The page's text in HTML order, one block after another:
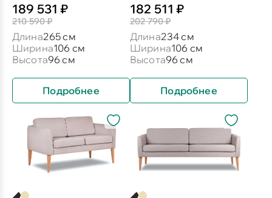
189 531 ₽
210 590 ₽
Длина265 см
Ширина106 см
Высота96 см
Подробнее
182 511 ₽
202 790 ₽
Длина234 см
Ширина106 см
Высота96 см
Подробнее